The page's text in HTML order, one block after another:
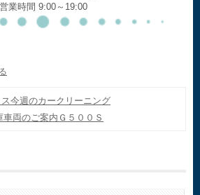
営業時間 9:00～19:00
今週のカークリーニング
車両のご案内Ｇ５００Ｓ